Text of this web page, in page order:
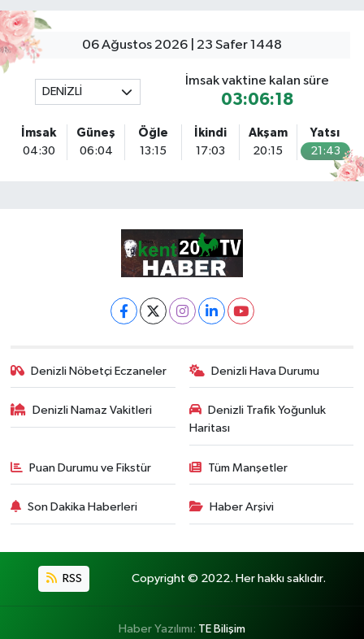
06 Ağustos 2026 | 23 Safer 1448
DENİZLİ
İmsak vaktine kalan süre
03:06:17
İmsak
04:30
Güneş
06:04
Öğle
13:15
İkindi
17:03
Akşam
20:15
Yatsı
21:43
Denizli Nöbetçi Eczaneler Denizli Hava Durumu
Denizli Namaz Vakitleri
Denizli Trafik Yoğunluk
Haritası
Puan Durumu ve Fikstür Tüm Manşetler
Son Dakika Haberleri Haber Arşivi
RSS Copyright © 2022. Her hakkı saklıdır.
Haber Yazılımı: TE Bilişim